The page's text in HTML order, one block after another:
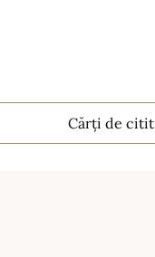
Cărți de citit